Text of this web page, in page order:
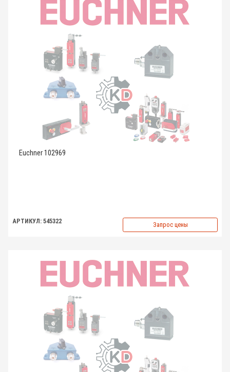
Euchner 102969
АРТИКУЛ: 545322 Запрос цены